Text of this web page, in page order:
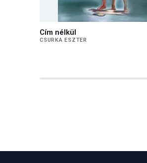
Cím nélkül
CSURKA ESZTER